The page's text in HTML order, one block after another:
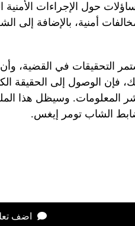
حول الإجراءات
أمنية، بالإضافة إلى
التحقيقات في القضية،
فإن الوصول إلى الحقيقة
المعلومات. وسيظل هذا
الشاب تومر إيغس.
اضف